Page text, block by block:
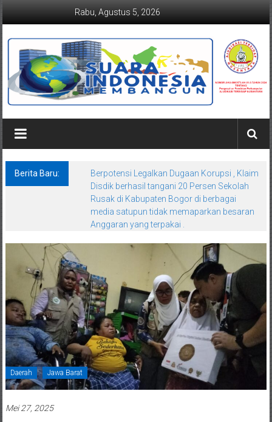
Rabu, Agustus 5, 2026
Berita Baru:
Berpotensi Legalkan Dugaan Korupsi , Klaim
Disdik berhasil tangani 20 Persen Sekolah
Rusak di Kabupaten Bogor di berbagai
media satupun tidak memaparkan besaran
Anggaran yang terpakai .
Daerah Jawa Barat
Mei 27, 2025